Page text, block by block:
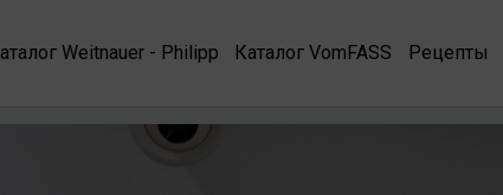
Weitnauer - Philipp Каталог VomFASS Рецепты